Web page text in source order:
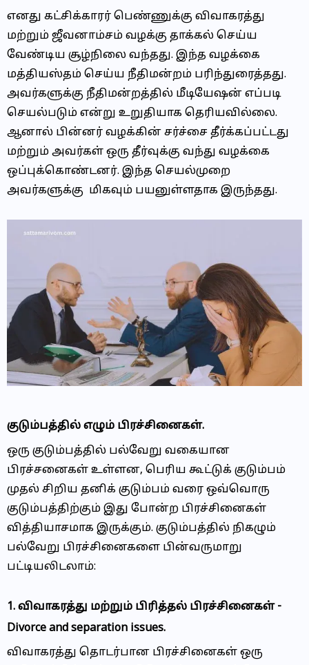
எனது கட்சிக்காரர் பெண்ணுக்கு விவாகரத்து
மற்றும் ஜீவனாம்சம் வழக்கு தாக்கல் செய்ய
வேண்டிய சூழ்நிலை வந்தது. இந்த வழக்கை
மத்தியஸ்தம் செய்ய நீதிமன்றம் பரிந்துரைத்தது.
அவர்களுக்கு நீதிமன்றத்தில் மீடியேஷன் எப்படி
செயல்படும் என்று உறுதியாக தெரியவில்லை.
ஆனால் பின்னர் வழக்கின் சர்ச்சை தீர்க்கப்பட்டது
மற்றும் அவர்கள் ஒரு தீர்வுக்கு வந்து வழக்கை
ஒப்புக்கொண்டனர். இந்த செயல்முறை
அவர்களுக்கு மிகவும் பயனுள்ளதாக இருந்தது.
குடும்பத்தில் எழும் பிரச்சினைகள்.
ஒரு குடும்பத்தில் பல்வேறு வகையான
பிரச்சனைகள் உள்ளன, பெரிய கூட்டுக் குடும்பம்
முதல் சிறிய தனிக் குடும்பம் வரை ஒவ்வொரு
குடும்பத்திற்கும் இது போன்ற பிரச்சினைகள்
வித்தியாசமாக இருக்கும். குடும்பத்தில் நிகழும்
பல்வேறு பிரச்சினைகளை பின்வருமாறு
பட்டியலிடலாம்:
1. விவாகரத்து மற்றும் பிரித்தல் பிரச்சினைகள் -
Divorce and separation issues.
விவாகரத்து தொடர்பான பிரச்சினைகள் ஒரு